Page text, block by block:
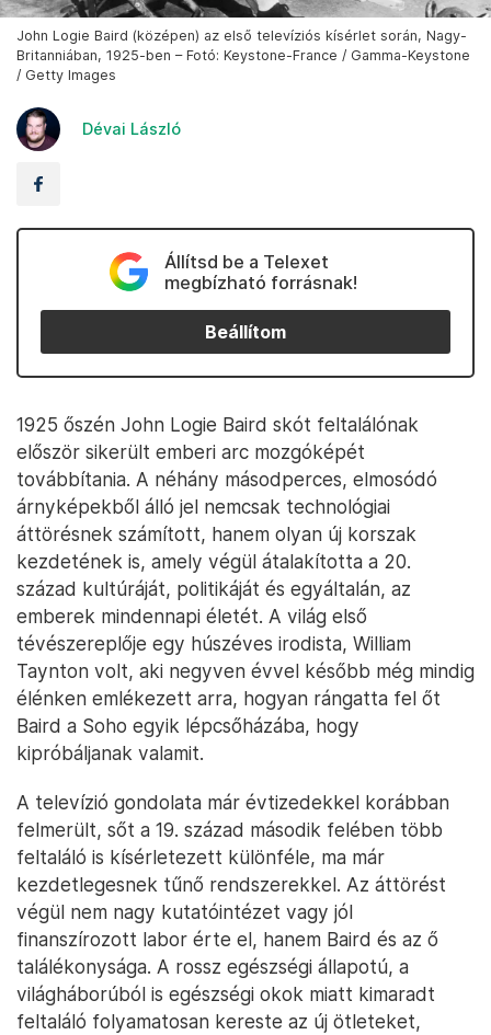
John Logie Baird (középen) az első televíziós kísérlet során, Nagy-
Britanniában, 1925-ben – Fotó: Keystone-France / Gamma-Keystone
/ Getty Images
Dévai László
Állítsd be a Telexet
megbízható forrásnak!
Beállítom
1925 őszén John Logie Baird skót feltalálónak
először sikerült emberi arc mozgóképét
továbbítania. A néhány másodperces, elmosódó
árnyképekből álló jel nemcsak technológiai
áttörésnek számított, hanem olyan új korszak
kezdetének is, amely végül átalakította a 20.
század kultúráját, politikáját és egyáltalán, az
emberek mindennapi életét. A világ első
tévészereplője egy húszéves irodista, William
Taynton volt, aki negyven évvel később még mindig
élénken emlékezett arra, hogyan rángatta fel őt
Baird a Soho egyik lépcsőházába, hogy
kipróbáljanak valamit.
A televízió gondolata már évtizedekkel korábban
felmerült, sőt a 19. század második felében több
feltaláló is kísérletezett különféle, ma már
kezdetlegesnek tűnő rendszerekkel. Az áttörést
végül nem nagy kutatóintézet vagy jól
finanszírozott labor érte el, hanem Baird és az ő
találékonysága. A rossz egészségi állapotú, a
világháborúból is egészségi okok miatt kimaradt
feltaláló folyamatosan kereste az új ötleteket,